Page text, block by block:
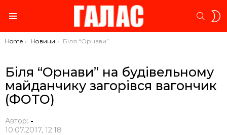
You are here:
Home Новини Біля “Орнави” на будівельному майданчику загорівся вагончик (ФОТО)
Біля “Орнави” на будівельному
майданчику загорівся вагончик
(ФОТО)
Автор: -
10.07.2017, 12:18